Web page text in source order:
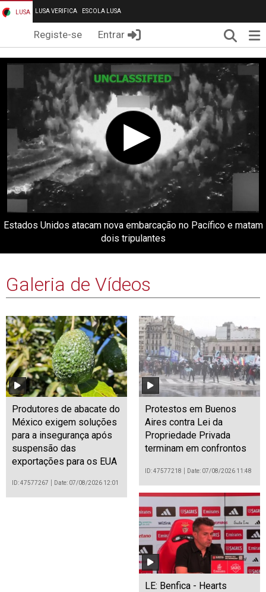
LUSA LUSA VERIFICA ESCOLA LUSA
Registe-se Entrar
Estados Unidos atacam nova embarcação no Pacífico e matam
dois tripulantes
Galeria de Vídeos
Produtores de abacate do
México exigem soluções
para a insegurança após
suspensão das
exportações para os EUA
ID: 47577267 Date: 07/08/2026 12:01
Protestos em Buenos
Aires contra Lei da
Propriedade Privada
terminam em confrontos
ID: 47577218 Date: 07/08/2026 11:48
LE: Benfica - Hearts